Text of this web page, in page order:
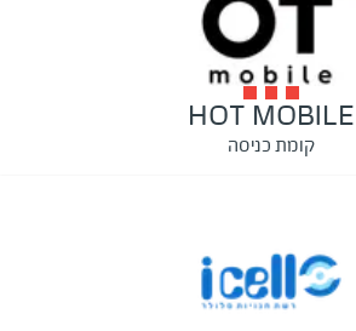
HOT MOBILE
קומת כניסה